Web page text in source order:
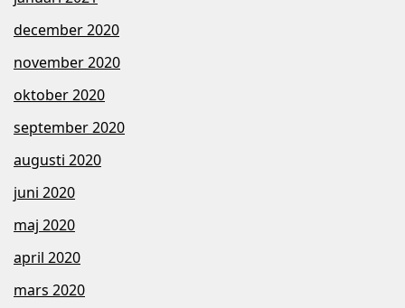
december 2020
november 2020
oktober 2020
september 2020
augusti 2020
juni 2020
maj 2020
april 2020
mars 2020